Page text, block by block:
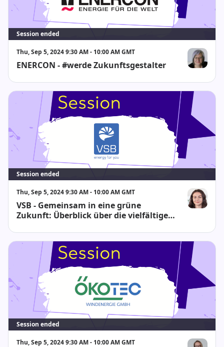
Session ended
Thu, Sep 5, 2024 9:30 AM - 10:00 AM GMT
ENERCON - #werde Zukunftsgestalter Ulrike
Session ended
Thu, Sep 5, 2024 9:30 AM - 10:00 AM GMT
VSB - Gemeinsam in eine grüne
Zukunft: Überblick über die vielfältigen
Gruppe
Stephanie
Session ended
Thu, Sep 5, 2024 9:30 AM - 10:00 AM GMT